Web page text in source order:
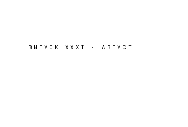
ВЫПУСКXXXI · АВГУСТ